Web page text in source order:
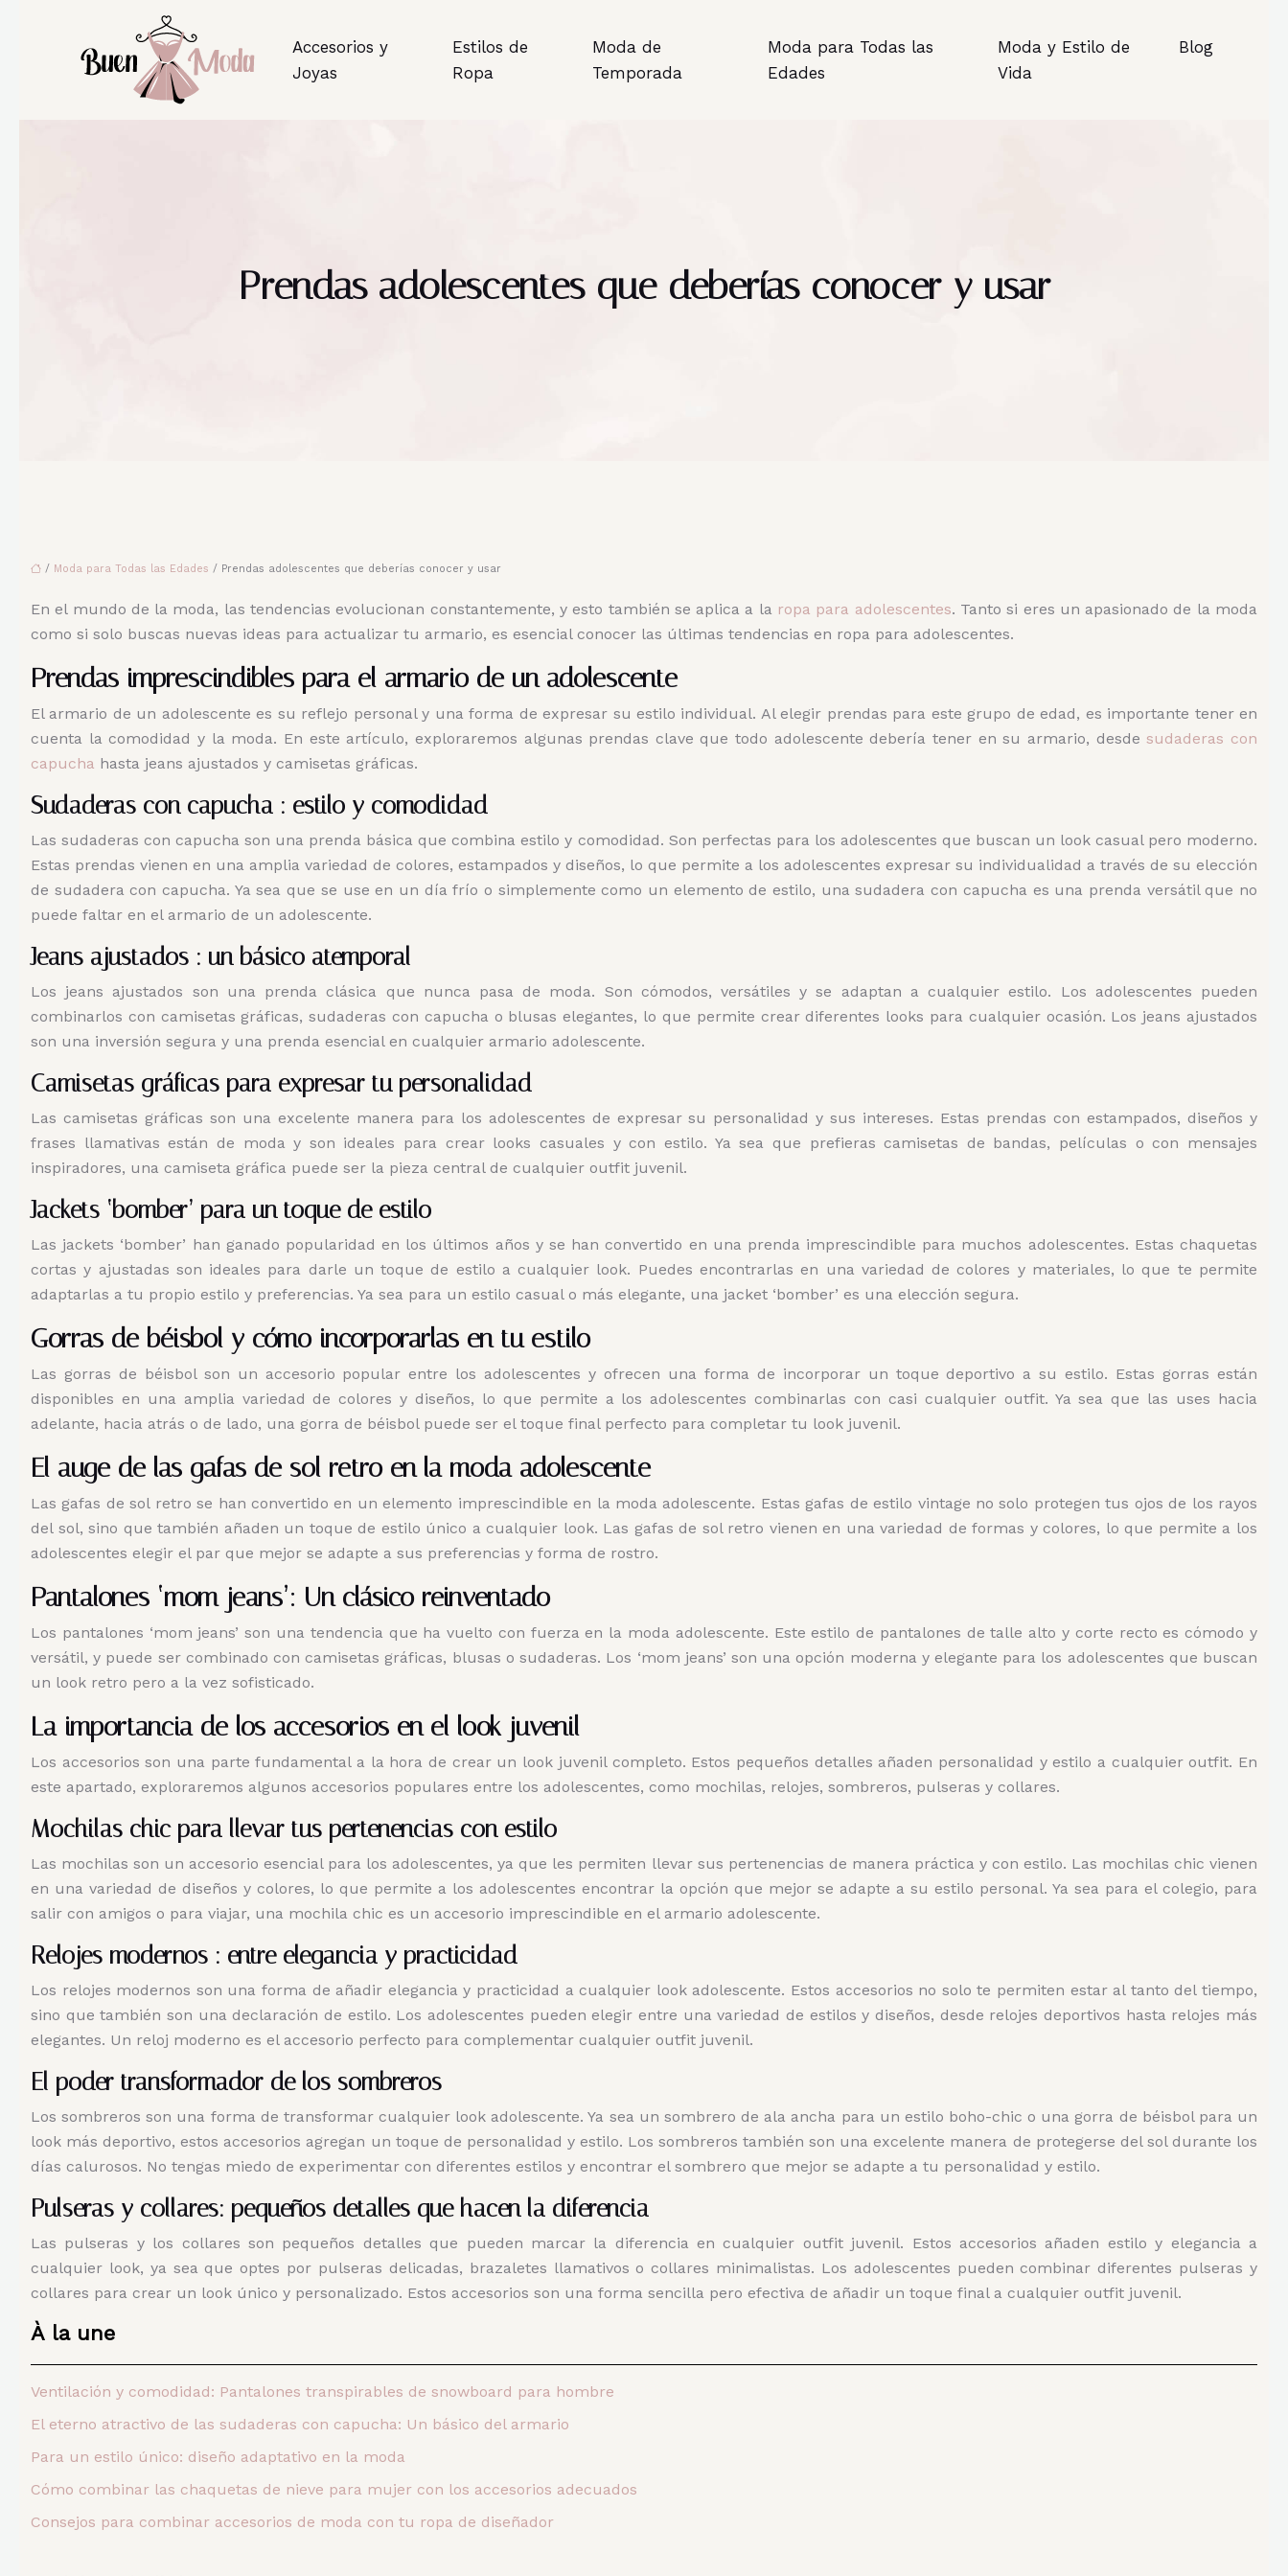
Accesorios y
Joyas
Estilos de
Ropa
Moda de
Temporada
Moda para Todas las
Edades
Moda y Estilo de
Vida
Blog
Prendas adolescentes que deberías conocer y usar
/ Moda para Todas las Edades / Prendas adolescentes que deberías conocer y usar
En el mundo de la moda, las tendencias evolucionan constantemente, y esto también se aplica a la ropa para adolescentes. Tanto si eres un apasionado de la moda
como si solo buscas nuevas ideas para actualizar tu armario, es esencial conocer las últimas tendencias en ropa para adolescentes.
Prendas imprescindibles para el armario de un adolescente
El armario de un adolescente es su reflejo personal y una forma de expresar su estilo individual. Al elegir prendas para este grupo de edad, es importante tener en
cuenta la comodidad y la moda. En este artículo, exploraremos algunas prendas clave que todo adolescente debería tener en su armario, desdesudaderas con
capucha hasta jeans ajustados y camisetas gráficas.
Sudaderas con capucha : estilo y comodidad
Las sudaderas con capucha son una prenda básica que combina estilo y comodidad. Son perfectas para los adolescentes que buscan un look casual pero moderno.
Estas prendas vienen en una amplia variedad de colores, estampados y diseños, lo que permite a los adolescentes expresar su individualidad a través de su elección
de sudadera con capucha. Ya sea que se use en un día frío o simplemente como un elemento de estilo, una sudadera con capucha es una prenda versátil que no
puede faltar en el armario de un adolescente.
Jeans ajustados : un básico atemporal
Los jeans ajustados son una prenda clásica que nunca pasa de moda. Son cómodos, versátiles y se adaptan a cualquier estilo. Los adolescentes pueden
combinarlos con camisetas gráficas, sudaderas con capucha o blusas elegantes, lo que permite crear diferentes looks para cualquier ocasión. Los jeans ajustados
son una inversión segura y una prenda esencial en cualquier armario adolescente.
Camisetas gráficas para expresar tu personalidad
Las camisetas gráficas son una excelente manera para los adolescentes de expresar su personalidad y sus intereses. Estas prendas con estampados, diseños y
frases llamativas están de moda y son ideales para crear looks casuales y con estilo. Ya sea que prefieras camisetas de bandas, películas o con mensajes
inspiradores, una camiseta gráfica puede ser la pieza central de cualquier outfit juvenil.
Jackets ‘bomber’ para un toque de estilo
Las jackets ‘bomber’ han ganado popularidad en los últimos años y se han convertido en una prenda imprescindible para muchos adolescentes. Estas chaquetas
cortas y ajustadas son ideales para darle un toque de estilo a cualquier look. Puedes encontrarlas en una variedad de colores y materiales, lo que te permite
adaptarlas a tu propio estilo y preferencias. Ya sea para un estilo casual o más elegante, una jacket ‘bomber’ es una elección segura.
Gorras de béisbol y cómo incorporarlas en tu estilo
Las gorras de béisbol son un accesorio popular entre los adolescentes y ofrecen una forma de incorporar un toque deportivo a su estilo. Estas gorras están
disponibles en una amplia variedad de colores y diseños, lo que permite a los adolescentes combinarlas con casi cualquier outfit. Ya sea que las uses hacia
adelante, hacia atrás o de lado, una gorra de béisbol puede ser el toque final perfecto para completar tu look juvenil.
El auge de las gafas de sol retro en la moda adolescente
Las gafas de sol retro se han convertido en un elemento imprescindible en la moda adolescente. Estas gafas de estilo vintage no solo protegen tus ojos de los rayos
del sol, sino que también añaden un toque de estilo único a cualquier look. Las gafas de sol retro vienen en una variedad de formas y colores, lo que permite a los
adolescentes elegir el par que mejor se adapte a sus preferencias y forma de rostro.
Pantalones ‘mom jeans’: Un clásico reinventado
Los pantalones ‘mom jeans’ son una tendencia que ha vuelto con fuerza en la moda adolescente. Este estilo de pantalones de talle alto y corte recto es cómodo y
versátil, y puede ser combinado con camisetas gráficas, blusas o sudaderas. Los ‘mom jeans’ son una opción moderna y elegante para los adolescentes que buscan
un look retro pero a la vez sofisticado.
La importancia de los accesorios en el look juvenil
Los accesorios son una parte fundamental a la hora de crear un look juvenil completo. Estos pequeños detalles añaden personalidad y estilo a cualquier outfit. En
este apartado, exploraremos algunos accesorios populares entre los adolescentes, como mochilas, relojes, sombreros, pulseras y collares.
Mochilas chic para llevar tus pertenencias con estilo
Las mochilas son un accesorio esencial para los adolescentes, ya que les permiten llevar sus pertenencias de manera práctica y con estilo. Las mochilas chic vienen
en una variedad de diseños y colores, lo que permite a los adolescentes encontrar la opción que mejor se adapte a su estilo personal. Ya sea para el colegio, para
salir con amigos o para viajar, una mochila chic es un accesorio imprescindible en el armario adolescente.
Relojes modernos : entre elegancia y practicidad
Los relojes modernos son una forma de añadir elegancia y practicidad a cualquier look adolescente. Estos accesorios no solo te permiten estar al tanto del tiempo,
sino que también son una declaración de estilo. Los adolescentes pueden elegir entre una variedad de estilos y diseños, desde relojes deportivos hasta relojes más
elegantes. Un reloj moderno es el accesorio perfecto para complementar cualquier outfit juvenil.
El poder transformador de los sombreros
Los sombreros son una forma de transformar cualquier look adolescente. Ya sea un sombrero de ala ancha para un estilo boho-chic o una gorra de béisbol para un
look más deportivo, estos accesorios agregan un toque de personalidad y estilo. Los sombreros también son una excelente manera de protegerse del sol durante los
días calurosos. No tengas miedo de experimentar con diferentes estilos y encontrar el sombrero que mejor se adapte a tu personalidad y estilo.
Pulseras y collares: pequeños detalles que hacen la diferencia
Las pulseras y los collares son pequeños detalles que pueden marcar la diferencia en cualquier outfit juvenil. Estos accesorios añaden estilo y elegancia a
cualquier look, ya sea que optes por pulseras delicadas, brazaletes llamativos o collares minimalistas. Los adolescentes pueden combinar diferentes pulseras y
collares para crear un look único y personalizado. Estos accesorios son una forma sencilla pero efectiva de añadir un toque final a cualquier outfit juvenil.
À la une
Ventilación y comodidad: Pantalones transpirables de snowboard para hombre
El eterno atractivo de las sudaderas con capucha: Un básico del armario
Para un estilo único: diseño adaptativo en la moda
Cómo combinar las chaquetas de nieve para mujer con los accesorios adecuados
Consejos para combinar accesorios de moda con tu ropa de diseñador